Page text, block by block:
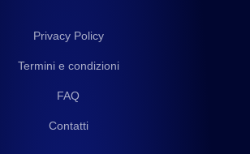
Privacy Policy
Termini e condizioni
FAQ
Contatti